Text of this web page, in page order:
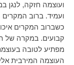
ועוצמה חזקה, לנגן
ועמיד. ברוב
כשברוב המקרים
קבועים. במקרה של
מפתיע לטובה
העוצמה המירבית